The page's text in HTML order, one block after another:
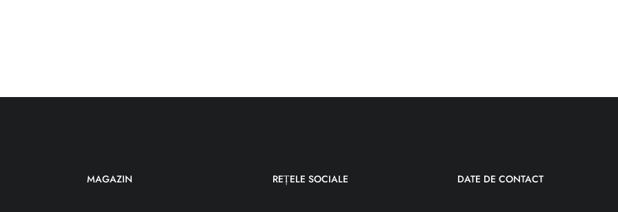
MAGAZIN REȚELE SOCIALE DATE DE CONTACT